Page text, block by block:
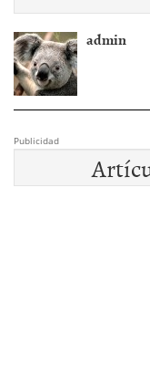
admin
Publicidad